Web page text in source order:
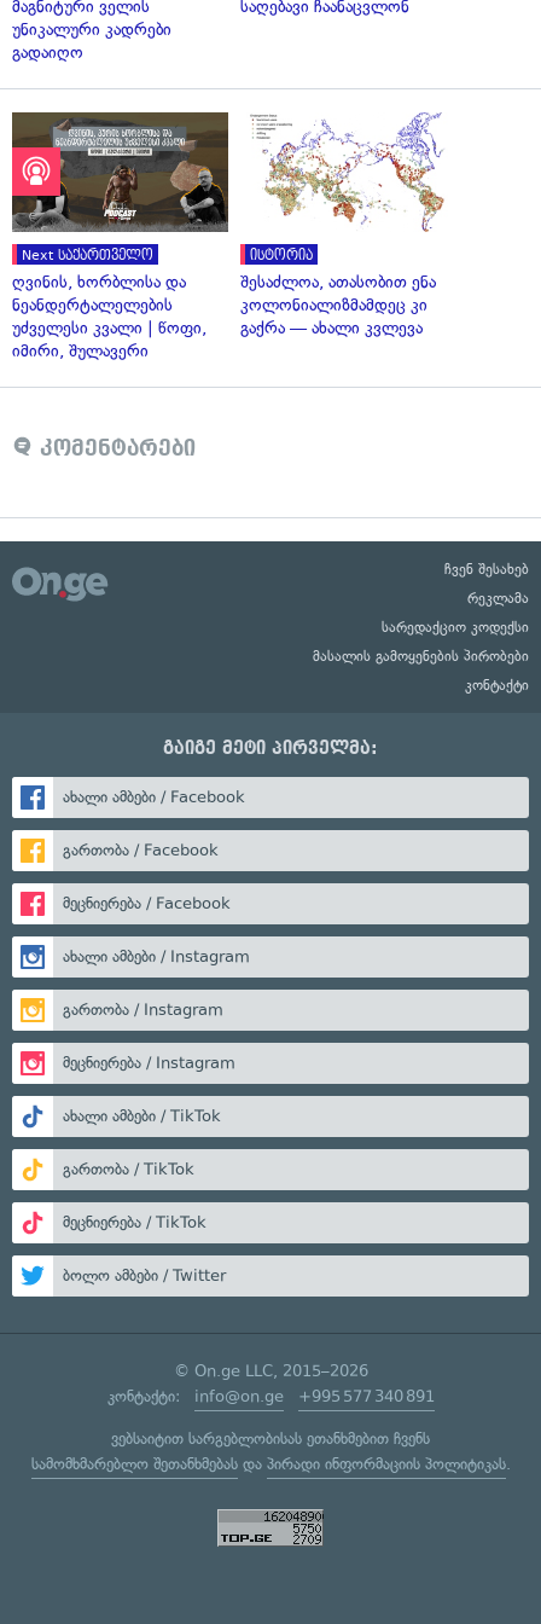
მაგნიტური ველის
უნიკალური კადრები
გადაიღო
საღებავი ჩაანაცვლონ
Next საქართველო
ღვინის, ხორბლისა და
ნეანდერტალელების
უძველესი კვალი | წოფი,
იმირი, შულავერი
ისტორია
შესაძლოა, ათასობით ენა
კოლონიალიზმამდეც კი
გაქრა — ახალი კვლევა
კომენტარები
ჩვენ შესახებ
რეკლამა
სარედაქციო კოდექსი
მასალის გამოყენების პირობები
კონტაქტი
გაიგე მეტი პირველმა:
ახალი ამბები / Facebook
გართობა / Facebook
მეცნიერება / Facebook
ახალი ამბები / Instagram
გართობა / Instagram
მეცნიერება / Instagram
ახალი ამბები / TikTok
გართობა / TikTok
მეცნიერება / TikTok
ბოლო ამბები / Twitter
© On.ge LLC, 2015–2026
კონტაქტი: info@on.ge +995 577 340 891
ვებსაიტით სარგებლობისას ეთანხმებით ჩვენს
სამომხმარებლო შეთანხმებასდა პირადი ინფორმაციის პოლიტიკას.